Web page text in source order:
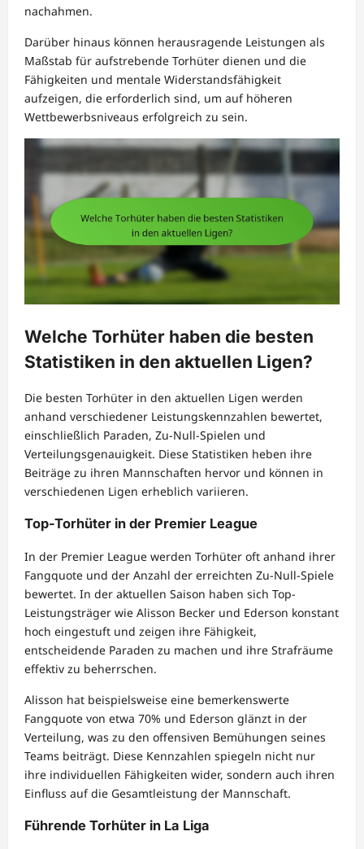
nachahmen.
Darüber hinaus können herausragende Leistungen als
Maßstab für aufstrebende Torhüter dienen und die
Fähigkeiten und mentale Widerstandsfähigkeit
aufzeigen, die erforderlich sind, um auf höheren
Wettbewerbsniveaus erfolgreich zu sein.
Welche Torhüter haben die besten
Statistiken in den aktuellen Ligen?
Die besten Torhüter in den aktuellen Ligen werden
anhand verschiedener Leistungskennzahlen bewertet,
einschließlich Paraden, Zu-Null-Spielen und
Verteilungsgenauigkeit. Diese Statistiken heben ihre
Beiträge zu ihren Mannschaften hervor und können in
verschiedenen Ligen erheblich variieren.
Top-Torhüter in der Premier League
In der Premier League werden Torhüter oft anhand ihrer
Fangquote und der Anzahl der erreichten Zu-Null-Spiele
bewertet. In der aktuellen Saison haben sich Top-
Leistungsträger wie Alisson Becker und Ederson konstant
hoch eingestuft und zeigen ihre Fähigkeit,
entscheidende Paraden zu machen und ihre Strafräume
effektiv zu beherrschen.
Alisson hat beispielsweise eine bemerkenswerte
Fangquote von etwa 70% und Ederson glänzt in der
Verteilung, was zu den offensiven Bemühungen seines
Teams beiträgt. Diese Kennzahlen spiegeln nicht nur
ihre individuellen Fähigkeiten wider, sondern auch ihren
Einfluss auf die Gesamtleistung der Mannschaft.
Führende Torhüter in La Liga